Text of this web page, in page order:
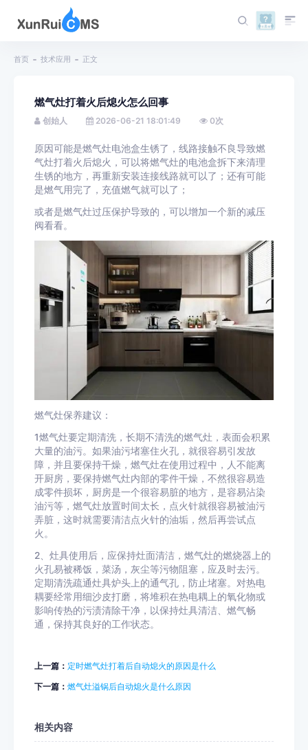
首页 技术应用 正文
燃气灶打着火后熄火怎么回事
创始人 2026-06-21 18:01:49 0次
原因可能是燃气灶电池盒生锈了，线路接触不良导致燃
气灶打着火后熄火，可以将燃气灶的电池盒拆下来清理
生锈的地方，再重新安装连接线路就可以了；还有可能
是燃气用完了，充值燃气就可以了；
或者是燃气灶过压保护导致的，可以增加一个新的减压
阀看看。
燃气灶保养建议：
1燃气灶要定期清洗，长期不清洗的燃气灶，表面会积累
大量的油污。如果油污堵塞住火孔，就很容易引发故
障，并且要保持干燥，燃气灶在使用过程中，人不能离
开厨房，要保持燃气灶内部的零件干燥，不然很容易造
成零件损坏，厨房是一个很容易脏的地方，是容易沾染
油污等，燃气灶放置时间太长，点火针就很容易被油污
弄脏，这时就需要清洁点火针的油垢，然后再尝试点
火。
2、灶具使用后，应保持灶面清洁，燃气灶的燃烧器上的
火孔易被稀饭，菜汤，灰尘等污物阻塞，应及时去污。
定期清洗疏通灶具炉头上的通气孔，防止堵塞。对热电
耦要经常用细沙皮打磨，将堆积在热电耦上的氧化物或
影响传热的污渍清除干净，以保持灶具清洁、燃气畅
通，保持其良好的工作状态。
上一篇： 定时燃气灶打着后自动熄火的原因是什么
下一篇： 燃气灶溢锅后自动熄火是什么原因
相关内容